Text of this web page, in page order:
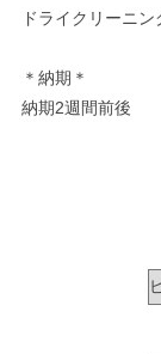
ドライクリーニン
＊納期＊
納期2週間前後